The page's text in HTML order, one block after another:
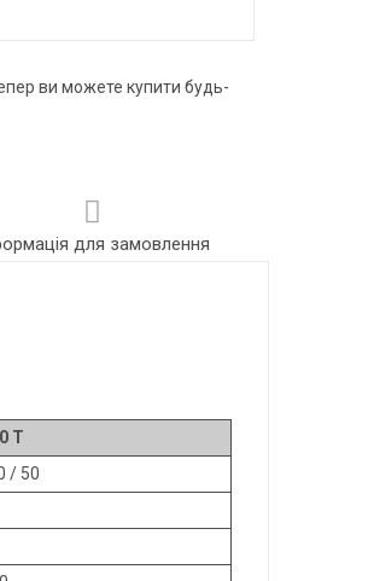
ви можете купити будь-
для замовлення
T
/ 50